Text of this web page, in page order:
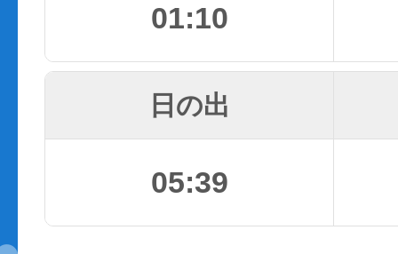
01:10
日の出
05:39